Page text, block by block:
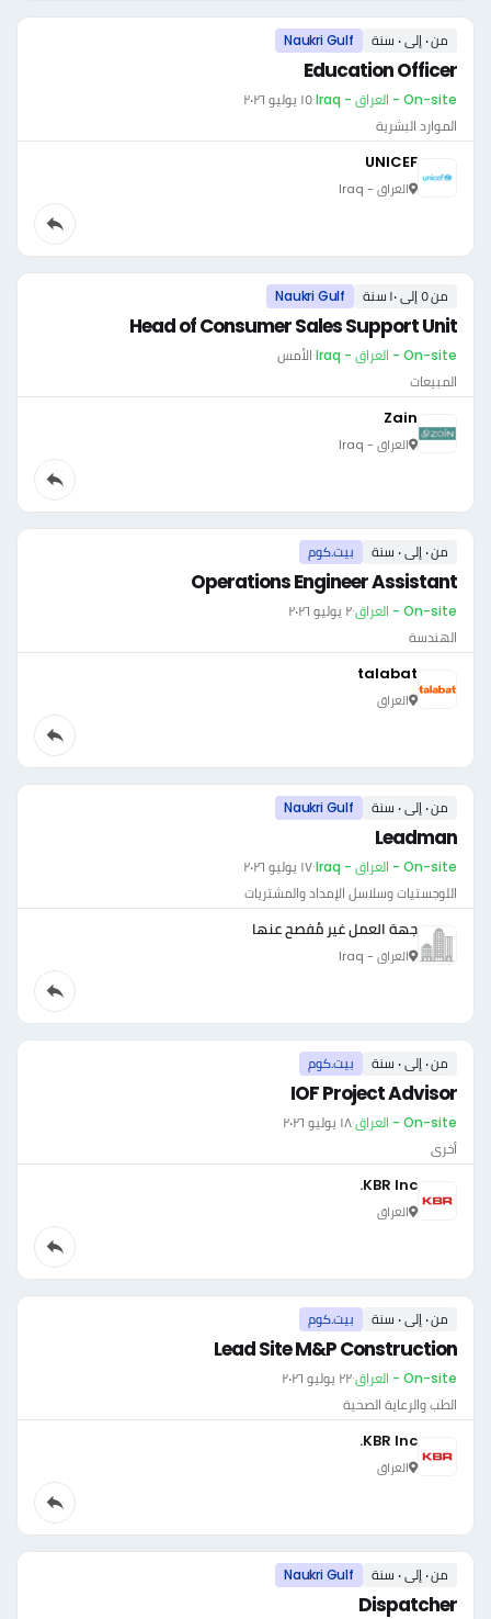
من ٠ إلى ٠ سنة Naukri Gulf
Education Officer
On-site - العراق - Iraq ·١٥ يوليو ٢٠٢٦
الموارد البشرية
UNICEF
العراق - Iraq
من ٥ إلى ١٠ سنة Naukri Gulf
Head of Consumer Sales Support Unit
On-site - العراق - Iraq ·الأمس
المبيعات
Zain
العراق - Iraq
من ٠ إلى ٠ سنة بيت.كوم
Operations Engineer Assistant
On-site - العراق ·٢ يوليو ٢٠٢٦
الهندسة
talabat
العراق
من ٠ إلى ٠ سنة Naukri Gulf
Leadman
On-site - العراق - Iraq ·١٧ يوليو ٢٠٢٦
اللوجستيات وسلاسل الإمداد والمشتريات
جهة العمل غير مُفصح عنها
العراق - Iraq
من ٠ إلى ٠ سنة بيت.كوم
IOF Project Advisor
On-site - العراق ·١٨ يوليو ٢٠٢٦
أخرى
KBR Inc.
العراق
من ٠ إلى ٠ سنة بيت.كوم
Lead Site M&P Construction
On-site - العراق ·٢٢ يوليو ٢٠٢٦
الطب والرعاية الصحية
KBR Inc.
العراق
من ٠ إلى ٠ سنة Naukri Gulf
Dispatcher